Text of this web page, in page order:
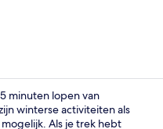
minuten lopen van
winterse activiteiten als
Als je trek hebt